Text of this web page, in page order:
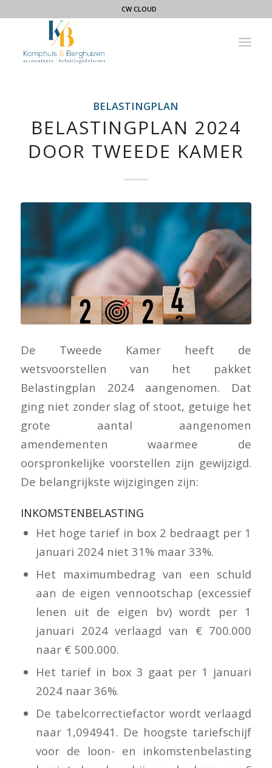
CW CLOUD
BELASTINGPLAN
BELASTINGPLAN 2024
DOOR TWEEDE KAMER
De Tweede Kamer heeft de
wetsvoorstellen van het pakket
Belastingplan 2024 aangenomen. Dat
ging niet zonder slag of stoot, getuige het
grote aantal aangenomen
amendementen waarmee de
oorspronkelijke voorstellen zijn gewijzigd.
De belangrijkste wijzigingen zijn:
INKOMSTENBELASTING
Het hoge tarief in box 2 bedraagt per 1
januari 2024 niet 31% maar 33%.
Het maximumbedrag van een schuld
aan de eigen vennootschap (excessief
lenen uit de eigen bv) wordt per 1
januari 2024 verlaagd van € 700.000
naar € 500.000.
Het tarief in box 3 gaat per 1 januari
2024 naar 36%.
De tabelcorrectiefactor wordt verlaagd
naar 1,094941. De hoogste tariefschijf
voor de loon- en inkomstenbelasting